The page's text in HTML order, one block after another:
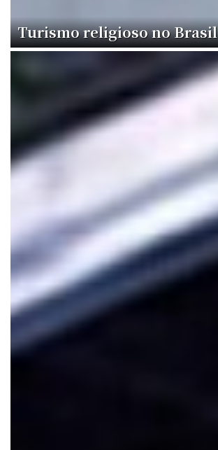
Turismo religioso no Brasil